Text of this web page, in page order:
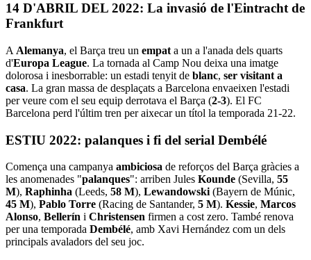
14 D'ABRIL DEL 2022: La invasió de l'Eintracht de
Frankfurt
A Alemanya, el Barça treu un empat a un a l'anada dels quarts
d'Europa League. La tornada al Camp Nou deixa una imatge
dolorosa i inesborrable: un estadi tenyit de blanc, ser visitant a
casa. La gran massa de desplaçats a Barcelona envaeixen l'estadi
per veure com el seu equip derrotava el Barça (2-3). El FC
Barcelona perd l'últim tren per aixecar un títol la temporada 21-22.
ESTIU 2022: palanques i fi del serial Dembélé
Comença una campanya ambiciosa de reforços del Barça gràcies a
les anomenades "palanques": arriben Jules Kounde (Sevilla, 55
M), Raphinha (Leeds, 58 M), Lewandowski (Bayern de Múnic,
45 M), Pablo Torre (Racing de Santander, 5 M). Kessie, Marcos
Alonso, Bellerín i Christensen firmen a cost zero. També renova
per una temporada Dembélé, amb Xavi Hernández com un dels
principals avaladors del seu joc.